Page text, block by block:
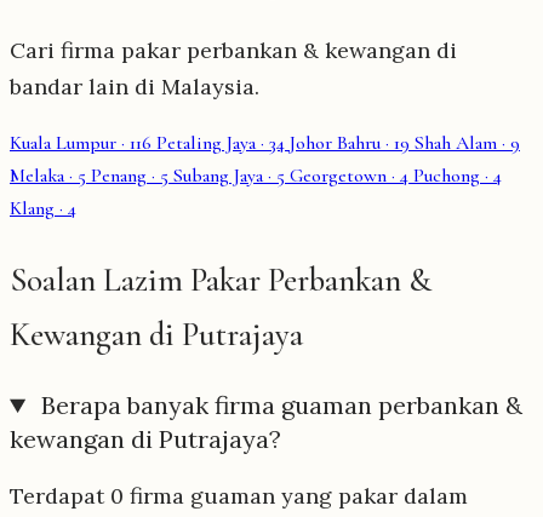
Cari firma pakar perbankan & kewangan di
bandar lain di Malaysia.
Kuala Lumpur · 116 Petaling Jaya· 34 Johor Bahru · 19 Shah Alam · 9
Melaka· 5 Penang · 5 Subang Jaya· 5 Georgetown · 4 Puchong · 4
Klang · 4
Soalan Lazim Pakar Perbankan &
Kewangan di Putrajaya
Berapa banyak firma guaman perbankan &
kewangan di Putrajaya?
Terdapat 0 firma guaman yang pakar dalam